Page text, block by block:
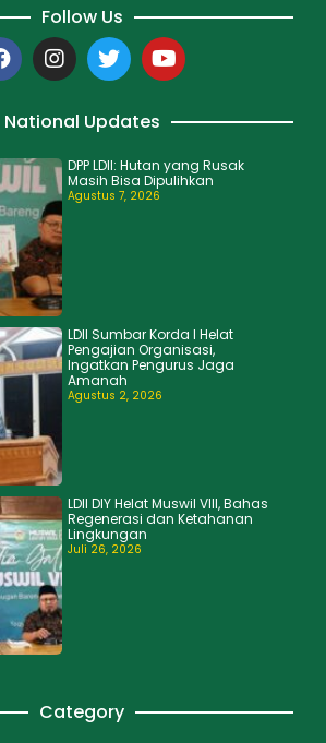
Follow Us
National Updates
DPP LDII: Hutan yang Rusak
Masih Bisa Dipulihkan
Agustus 7, 2026
LDII Sumbar Korda I Helat
Pengajian Organisasi,
Ingatkan Pengurus Jaga
Amanah
Agustus 2, 2026
LDII DIY Helat Muswil VIII, Bahas
Regenerasi dan Ketahanan
Lingkungan
Juli 26, 2026
Category